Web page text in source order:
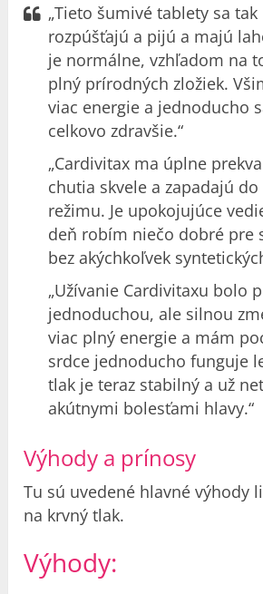
„Tieto šumivé tablety sa tak
rozpúšťajú a pijú a majú
je normálne, vzhľadom na
plný prírodných zložiek.
viac energie a jednoducho
celkovo zdravšie.“
„Cardivitax ma úplne
chutia skvele a zapadajú
režimu. Je upokojujúce
deň robím niečo dobré pre
bez akýchkoľvek
„Užívanie Cardivitaxu bolo
jednoduchou, ale silnou
viac plný energie a mám
srdce jednoducho funguje
tlak je teraz stabilný a už
akútnymi bolesťami hlavy.“
Výhody a prínosy
Tu sú uvedené hlavné výhody
na krvný tlak.
Výhody: